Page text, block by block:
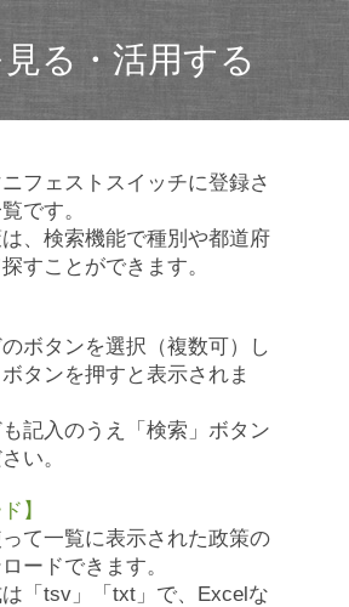
る・活用する
フェストスイッチに登録さ
です。
、検索機能で種別や都道府
すことができます。
ボタンを選択（複数可）し
タンを押すと表示されま
記入のうえ「検索」ボタン
い。
】
て一覧に表示された政策の
ードできます。
「tsv」「txt」で、Excelな